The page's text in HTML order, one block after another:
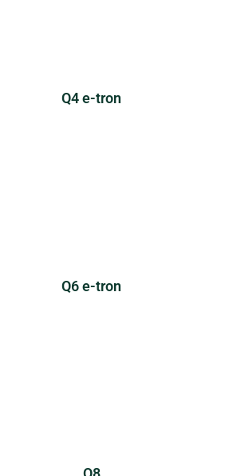
Q4 e-tron
Q6 e-tron